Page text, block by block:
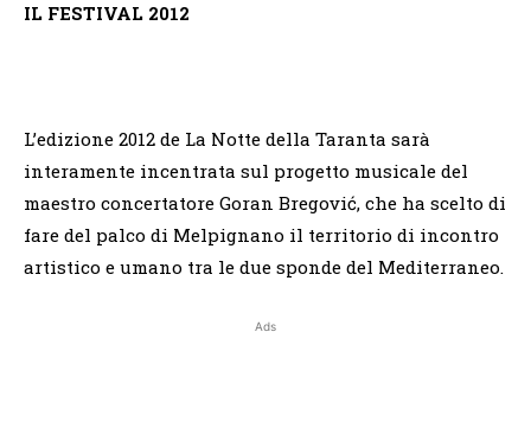
IL FESTIVAL 2012
L’edizione 2012 de La Notte della Taranta sarà
interamente incentrata sul progetto musicale del
maestro concertatore Goran Bregović, che ha scelto di
fare del palco di Melpignano il territorio di incontro
artistico e umano tra le due sponde del Mediterraneo.
Ads